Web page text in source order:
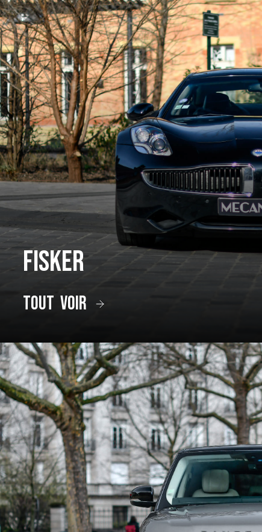
Fisker
tout voir
voyage à travers les
certains, c’est un rêve façonné en acier, en cuir, et en
On a donc décidé de vous bichonner, et de vous
qui ont marqué l’histoire et créé des véhicules au destin
souvent légendaire.
d’exception qui ont jalonné son histoire. De la Belle
créant des modèles emblématiques qui font rêver les
grandes marques et modèles d'exception, pour un voyage
En voiture, bouclez vos ceintures, c’est parti !